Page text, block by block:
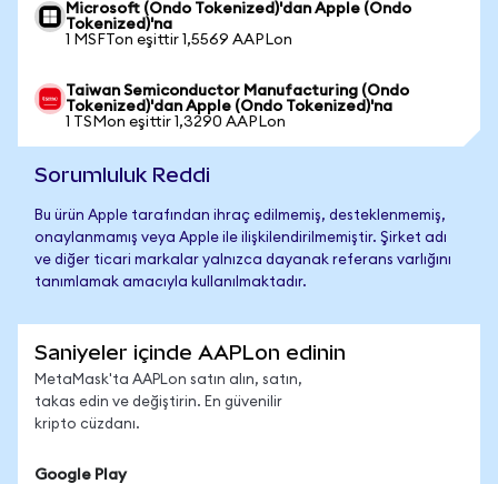
Microsoft (Ondo Tokenized)'dan Apple (Ondo
Tokenized)'na
1 MSFTon eşittir 1,5569 AAPLon
Taiwan Semiconductor Manufacturing (Ondo
Tokenized)'dan Apple (Ondo Tokenized)'na
1 TSMon eşittir 1,3290 AAPLon
Sorumluluk Reddi
Bu ürün Apple tarafından ihraç edilmemiş, desteklenmemiş,
onaylanmamış veya Apple ile ilişkilendirilmemiştir. Şirket adı
ve diğer ticari markalar yalnızca dayanak referans varlığını
tanımlamak amacıyla kullanılmaktadır.
Saniyeler içinde AAPLon edinin
MetaMask'ta AAPLon satın alın, satın,
takas edin ve değiştirin. En güvenilir
kripto cüzdanı.
Google Play